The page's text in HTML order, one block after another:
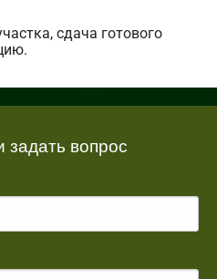
сдача готового
задать вопрос